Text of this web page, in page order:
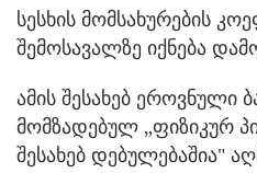
სესხის მომსახურების
შემოსავალზე იქნება
ამის შესახებ ეროვნული
მომზადებულ „ფიზიკურ
შესახებ დებულებაშია"